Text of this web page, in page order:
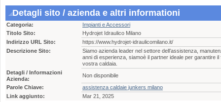
Detagli sito / azienda e altri informationi
Categoria:
Impianti e Accessori
Titolo Sito:
Hydrojet Idraulico Milano
Indirizzo URL Sito:
https://www.hydrojet-idraulicomilano.it/
Descrizione Sito:
Siamo azienda leader nel settore dell’assistenza,
anni di esperienza, siamoè il partner ideale per garantire
vostra caldaia.
Detagli / Informazioni
Azienda:
Non disponibile
Parole Chiave:
assistenza caldaie junkers milano
Link aggiunto:
Mar 21, 2025